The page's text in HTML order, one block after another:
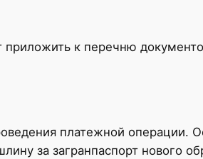
приложить к перечню
платежной операции.
за загранпаспорт нового